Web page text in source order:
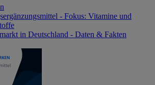
- Fokus: Vitamine und
in Deutschland - Daten & Fakten